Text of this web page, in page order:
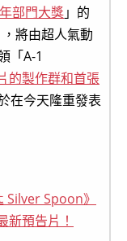
部門大獎」的
將由超人氣動
「A-1
的製作群和首張
在今天隆重發表